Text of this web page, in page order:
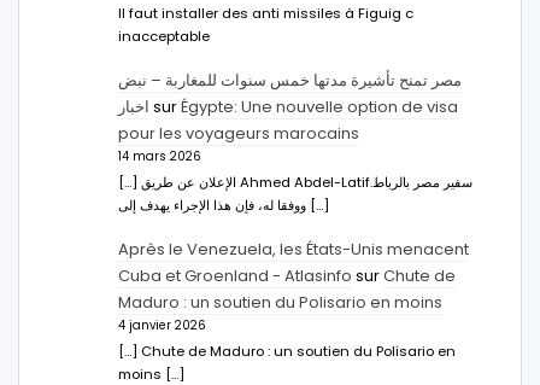
Il faut installer des anti missiles à Figuig c
inacceptable
مصر تمنح تأشيرة مدتها خمس سنوات للمغاربة – نبض
اخبار surÉgypte: Une nouvelle option de visa
pour les voyageurs marocains
14 mars 2026
[…] الإعلان عن طريق Ahmed Abdel-Latifسفير مصر بالرباط.
ووفقا له، فإن هذا الإجراء يهدف إلى […]
Après le Venezuela, les États-Unis menacent
Cuba et Groenland - Atlasinfo surChute de
Maduro : un soutien du Polisario en moins
4 janvier 2026
[…] Chute de Maduro : un soutien du Polisario en
moins […]